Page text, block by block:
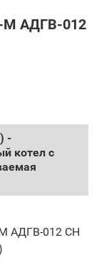
М АДГВ-012
-
котел с
АДГВ-012 СН